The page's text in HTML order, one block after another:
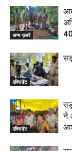
अन्य ख़बरें
एक्सिडेंट
एक्सिडेंट
ने